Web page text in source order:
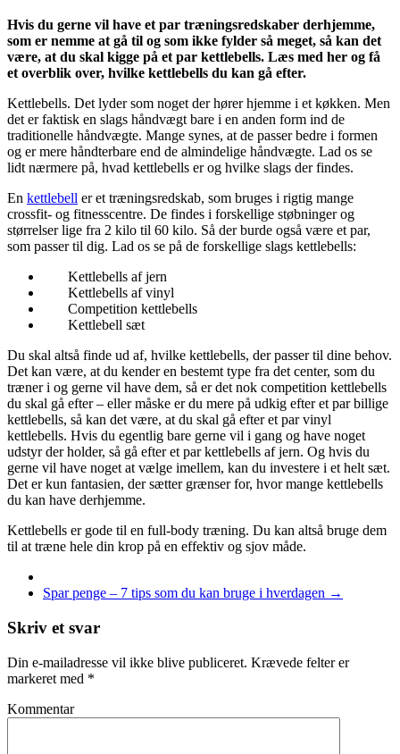
Hvis du gerne vil have et par træningsredskaber derhjemme,
som er nemme at gå til og som ikke fylder så meget, så kan det
være, at du skal kigge på et par kettlebells. Læs med her og få
et overblik over, hvilke kettlebells du kan gå efter.
Kettlebells. Det lyder som noget der hører hjemme i et køkken. Men
det er faktisk en slags håndvægt bare i en anden form ind de
traditionelle håndvægte. Mange synes, at de passer bedre i formen
og er mere håndterbare end de almindelige håndvægte. Lad os se
lidt nærmere på, hvad kettlebells er og hvilke slags der findes.
En kettlebell er et træningsredskab, som bruges i rigtig mange
crossfit- og fitnesscentre. De findes i forskellige støbninger og
størrelser lige fra 2 kilo til 60 kilo. Så der burde også være et par,
som passer til dig. Lad os se på de forskellige slags kettlebells:
Kettlebells af jern
Kettlebells af vinyl
Competition kettlebells
Kettlebell sæt
Du skal altså finde ud af, hvilke kettlebells, der passer til dine behov.
Det kan være, at du kender en bestemt type fra det center, som du
træner i og gerne vil have dem, så er det nok competition kettlebells
du skal gå efter – eller måske er du mere på udkig efter et par billige
kettlebells, så kan det være, at du skal gå efter et par vinyl
kettlebells. Hvis du egentlig bare gerne vil i gang og have noget
udstyr der holder, så gå efter et par kettlebells af jern. Og hvis du
gerne vil have noget at vælge imellem, kan du investere i et helt sæt.
Det er kun fantasien, der sætter grænser for, hvor mange kettlebells
du kan have derhjemme.
Kettlebells er gode til en full-body træning. Du kan altså bruge dem
til at træne hele din krop på en effektiv og sjov måde.
Spar penge – 7 tips som du kan bruge i hverdagen →
Skriv et svar
Din e-mailadresse vil ikke blive publiceret. Krævede felter er
markeret med *
Kommentar